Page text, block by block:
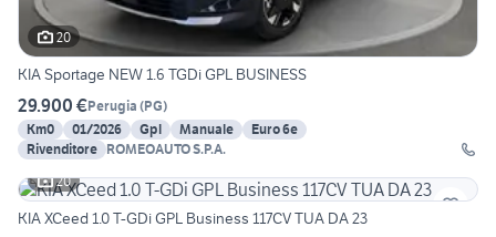
20
KIA Sportage NEW 1.6 TGDi GPL BUSINESS
29.900 €Perugia (PG)
Km0
01/2026 Gpl Manuale
Euro 6e
Rivenditore ROMEOAUTO S.P.A.
20
KIA XCeed 1.0 T-GDi GPL Business 117CV TUA DA 23